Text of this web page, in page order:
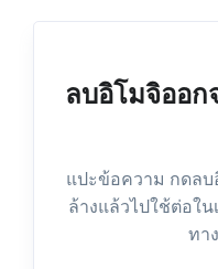
ลบอิโมจิออ
แปะข้อความ กดล
ล้างแล้วไปใช้ต่อใ
ทา